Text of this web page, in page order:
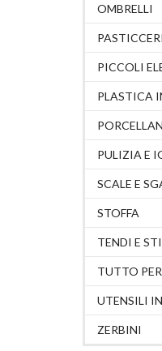
OMBRELLI
PICCOLI
PLASTICA
PULIZIA E
SCALE E
STOFFA
TENDI E
TUTTO
UTENSILI
ZERBINI